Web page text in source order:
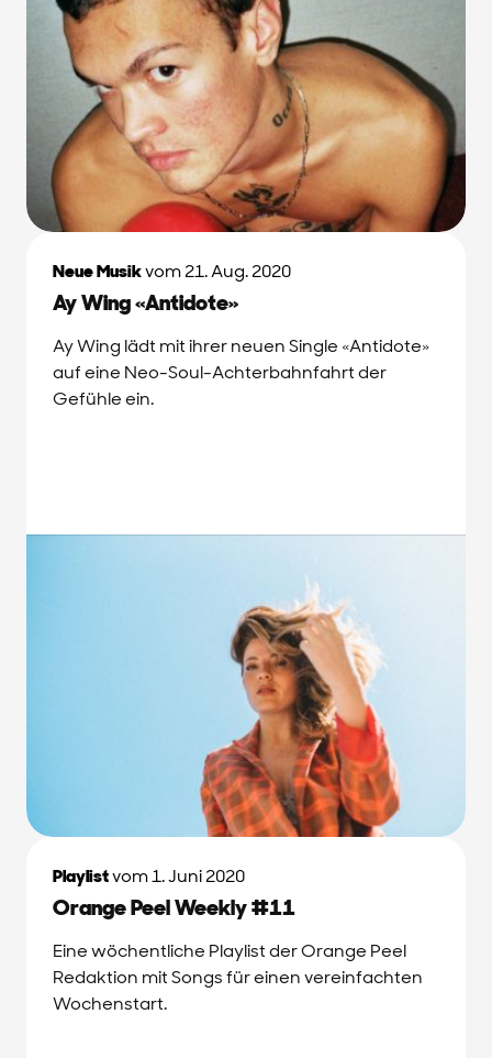
Neue Musikvom 21. Aug. 2020
Ay Wing «Antidote»
Ay Wing lädt mit ihrer neuen Single «Antidote»
auf eine Neo-Soul-Achterbahnfahrt der
Gefühle ein.
Playlistvom 1. Juni 2020
Orange Peel Weekly #11
Eine wöchentliche Playlist der Orange Peel
Redaktion mit Songs für einen vereinfachten
Wochenstart.